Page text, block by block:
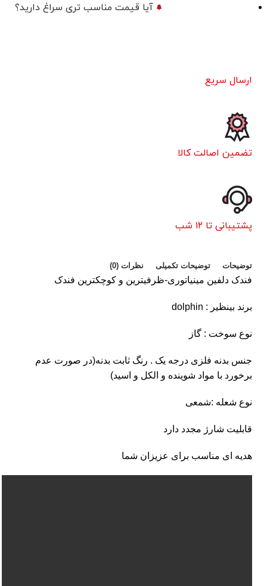
آیا قیمت مناسب تری سراغ دارید؟
ارسال سریع
تضمین اصالت کالا
پشتیبانی تا ۱۲ شب
توضیحات توضیحات تکمیلی نظرات (0)
فندک دلفین مینیاتوری-ظرفیترین و کوچکترین فندک
برند بینظیر : dolphin
نوع سوخت : گاز
جنس بدنه فلزی درجه یک . رنگ ثابت بدنه(در صورت عدم
برخورد با مواد شوینده و الکل و اسید)
نوع شعله :شمعی
قابلیت شارژ مجدد دارد
هدیه ای مناسب برای عزیزان شما